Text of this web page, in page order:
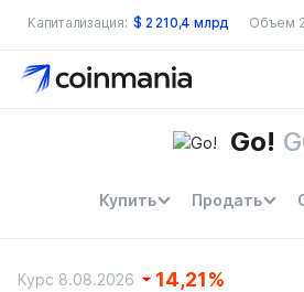
Капитализация: $ 2 210,4 млрд Объем
Go!
Купить Продать
Курс 8.08.2026 14,21%